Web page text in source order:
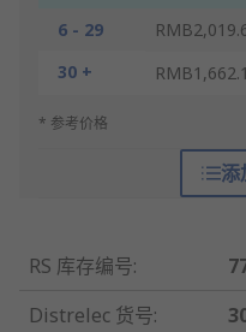
6 - 29
30 +
* 参考价格
添
RS 库存编号:
Distrelec 货号: